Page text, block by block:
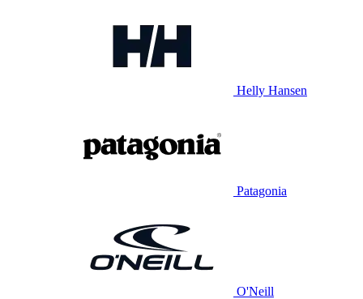
Helly Hansen
Patagonia
O'Neill